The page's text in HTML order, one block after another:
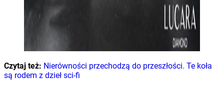
Czytaj też: Nierówności przechodzą do przeszłości. Te koła
są rodem z dzieł sci-fi